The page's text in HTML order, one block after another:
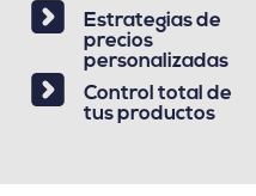
Estrategias de
precios
personalizadas
Control total de
tus productos